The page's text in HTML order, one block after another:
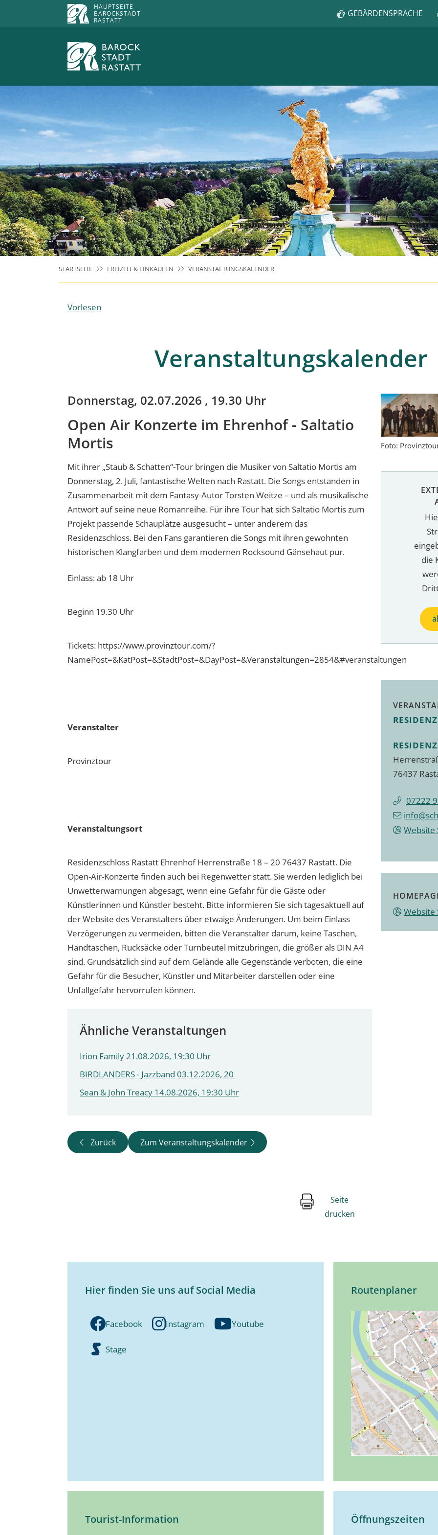
HAUPTSEITE
BAROCKSTADT
RASTATT
GEBÄRDENSPRACHE
STARTSEITE FREIZEIT & EINKAUFEN VERANSTALTUNGSKALENDER
Vorlesen
Veranstaltungskalender
Donnerstag, 02.07.2026 , 19.30 Uhr
Open Air Konzerte im Ehrenhof - Saltatio
Mortis
Mit ihrer „Staub & Schatten“-Tour bringen die Musiker von Saltatio Mortis am
Donnerstag, 2. Juli, fantastische Welten nach Rastatt. Die Songs entstanden in
Zusammenarbeit mit dem Fantasy-Autor Torsten Weitze – und als musikalische
Antwort auf seine neue Romanreihe. Für ihre Tour hat sich Saltatio Mortis zum
Projekt passende Schauplätze ausgesucht – unter anderem das
Residenzschloss. Bei den Fans garantieren die Songs mit ihren gewohnten
historischen Klangfarben und dem modernen Rocksound Gänsehaut pur.
Einlass: ab 18 Uhr
Beginn 19.30 Uhr
Tickets: https://www.provinztour.com/?
NamePost=&KatPost=&StadtPost=&DayPost=&Veranstaltungen=2854&#veranstaltungen
Veranstalter
Provinztour
Veranstaltungsort
Residenzschloss Rastatt Ehrenhof Herrenstraße 18 – 20 76437 Rastatt. Die
Open-Air-Konzerte finden auch bei Regenwetter statt. Sie werden lediglich bei
Unwetterwarnungen abgesagt, wenn eine Gefahr für die Gäste oder
Künstlerinnen und Künstler besteht. Bitte informieren Sie sich tagesaktuell auf
der Website des Veranstalters über etwaige Änderungen. Um beim Einlass
Verzögerungen zu vermeiden, bitten die Veranstalter darum, keine Taschen,
Handtaschen, Rucksäcke oder Turnbeutel mitzubringen, die größer als DIN A4
sind. Grundsätzlich sind auf dem Gelände alle Gegenstände verboten, die eine
Gefahr für die Besucher, Künstler und Mitarbeiter darstellen oder eine
Unfallgefahr hervorrufen können.
Ähnliche Veranstaltungen
Irion Family 21.08.2026, 19:30 Uhr
BIRDLANDERS - Jazzband 03.12.2026, 20
Sean & John Treacy 14.08.2026, 19:30 Uhr
Foto:
die
76437
07222
Website
Website
Zurück Zum Veranstaltungskalender
Seite
drucken
Hier finden Sie uns auf Social Media
Facebook Instagram Youtube
Stage
Routenplaner
Tourist-Information Öffnungszeiten